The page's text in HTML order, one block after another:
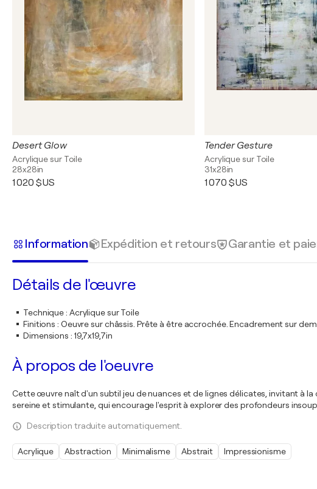
Desert Glow
Acrylique sur Toile
28x28in
1 020 $US
Tender Gesture
Acrylique sur Toile
31x28in
1 070 $US
Information Expédition et retours Garantie et
Détails de l'œuvre
Technique: Acrylique sur Toile
Finitions : Oeuvre sur châssis. Prête à être accrochée. Encadrement sur
Dimensions : 19,7x19,7in
À propos de l'oeuvre
Cette œuvre naît d'un subtil jeu de nuances et de lignes délicates, invitant à
sereine et stimulante, qui encourage l'esprit à explorer des profondeurs
Description traduite automatiquement.
Acrylique Abstraction Minimalisme Abstrait Impressionisme